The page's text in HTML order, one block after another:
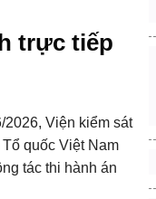
trực tiếp
Viện kiểm sát
quốc Việt Nam
tác thi hành án